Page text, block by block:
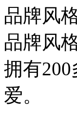
品牌风
品牌风
拥有
爱。